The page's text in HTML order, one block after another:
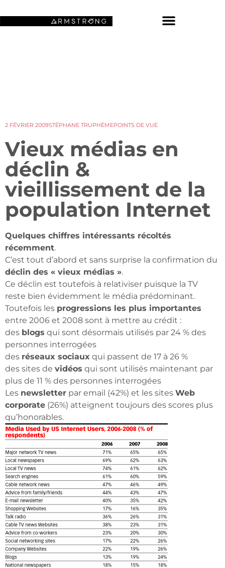
2 FÉVRIER 2009STÉPHANE TRUPHÈMEPOINTS DE VUE
Vieux médias en
déclin &
vieillissement de la
population Internet
Quelques chiffres intéressants récoltés
récemment.
C’est tout d’abord et sans surprise la confirmation du
déclin des « vieux médias ».
Ce déclin est toutefois à relativiser puisque la TV
reste bien évidemment le média prédominant.
Toutefois les progressions les plus importantes
entre 2006 et 2008 sont à mettre au crédit :
des blogs qui sont désormais utilisés par 24 % des
personnes interrogées
des réseaux sociaux qui passent de 17 à 26 %
des sites de vidéos qui sont utilisés maintenant par
plus de 11 % des personnes interrogées
Les newsletter par email (42%) et les sites Web
corporate (26%) atteignent toujours des scores plus
qu’honorables.